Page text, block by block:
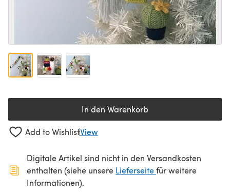
In den Warenkorb
Add to WishlistView
Digitale Artikel sind nicht in den Versandkosten
enthalten (siehe unsere Lieferseite(öffnet sich in
für weitere
Informationen).